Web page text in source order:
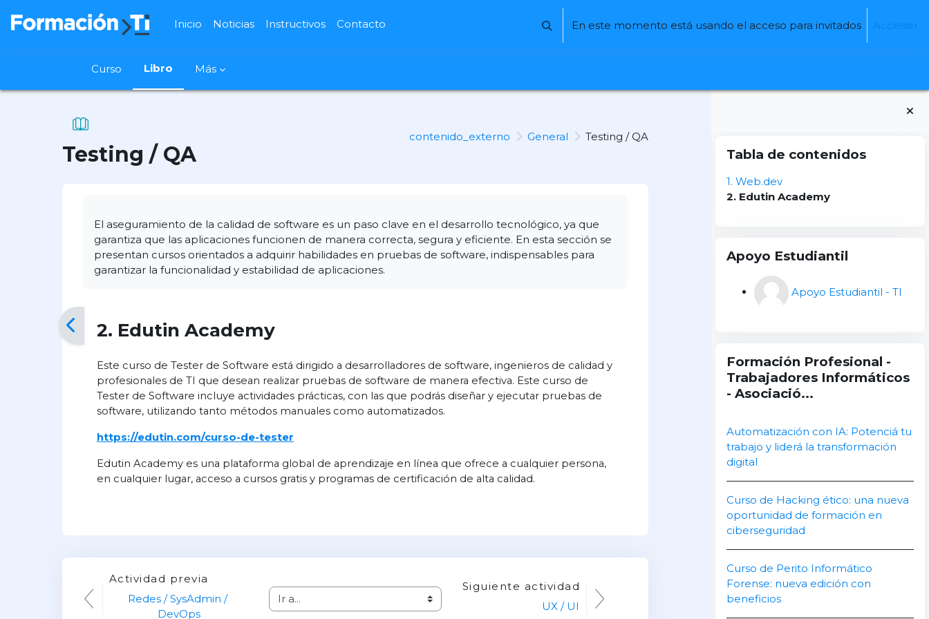
Inicio
Noticias Instructivos Contacto
Selector de búsqueda de entrada
En este momento está usando el acceso para invitados
Curso Libro Más
Bloques
Tabla de contenidos
1. Web.dev
2. Edutin Academy
Apoyo Estudiantil
Apoyo Estudiantil - TI
Formación Profesional -
Trabajadores Informáticos
- Asociació...
Automatización con IA: Potenciá tu
trabajo y liderá la transformación
digital
Curso de Hacking ético: una nueva
oportunidad de formación en
ciberseguridad
Curso de Perito Informático
Forense: nueva edición con
beneficios
Testing / QA
contenido_externo General Testing / QA
El aseguramiento de la calidad de software es un paso clave en el desarrollo tecnológico, ya que
garantiza que las aplicaciones funcionen de manera correcta, segura y eficiente. En esta sección se
presentan cursos orientados a adquirir habilidades en pruebas de software, indispensables para
garantizar la funcionalidad y estabilidad de aplicaciones.
2. Edutin Academy
Este curso de Tester de Software está dirigido a desarrolladores de software, ingenieros de calidad y
profesionales de TI que desean realizar pruebas de software de manera efectiva. Este curso de
Tester de Software incluye actividades prácticas, con las que podrás diseñar y ejecutar pruebas de
software, utilizando tanto métodos manuales como automatizados.
https://edutin.com/curso-de-tester
Edutin Academy es una plataforma global de aprendizaje en línea que ofrece a cualquier persona,
en cualquier lugar, acceso a cursos gratis y programas de certificación de alta calidad.
Actividad previa
Redes / SysAdmin /
DevOps
Ir a...
Siguiente actividad
UX / UI